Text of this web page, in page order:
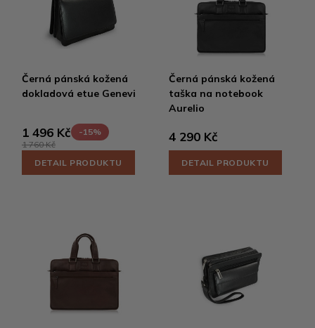
Černá pánská kožená
dokladová etue Genevi
1 496 Kč
-15%
1 760 Kč
DETAIL PRODUKTU
Černá pánská kožená
taška na notebook
Aurelio
4 290 Kč
DETAIL PRODUKTU